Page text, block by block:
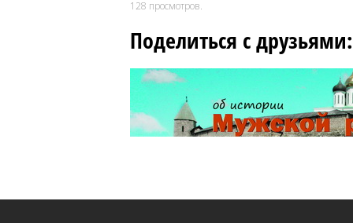
128 просмотров.
Поделиться с друзьями: